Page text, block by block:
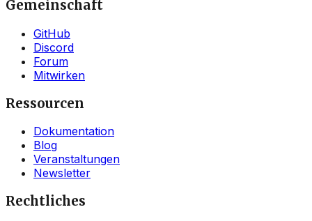
Gemeinschaft
GitHub
Discord
Forum
Mitwirken
Ressourcen
Dokumentation
Blog
Veranstaltungen
Newsletter
Rechtliches